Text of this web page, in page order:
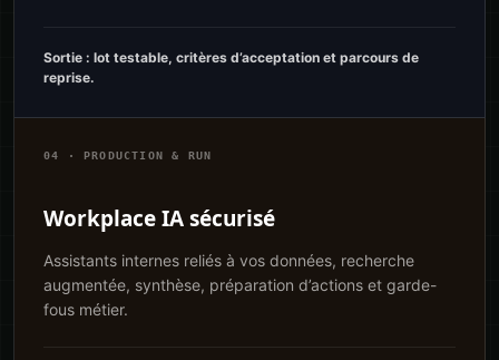
Sortie : lot testable, critères d’acceptation et parcours de
reprise.
04 · PRODUCTION & RUN
Workplace IA sécurisé
Assistants internes reliés à vos données, recherche
augmentée, synthèse, préparation d’actions et garde-
fous métier.